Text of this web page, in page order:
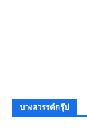
บางสวรรค์กรุ๊ป